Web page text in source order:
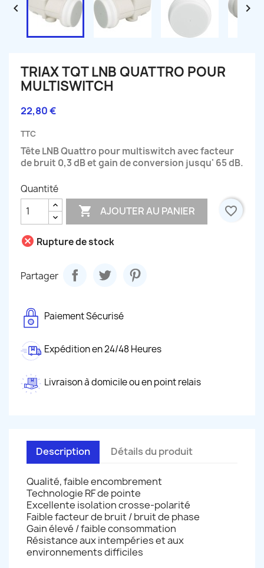
 
TRIAX TQT LNB QUATTRO POUR
MULTISWITCH
22,80 €
TTC
Tête LNB Quattro pour multiswitch avec facteur
de bruit 0,3 dB et gain de conversion jusqu' 65 dB.
Quantité
 AJOUTER AU PANIER favorite_border
cancel Rupture de stock
Partager
Paiement Sécurisé
Expédition en 24/48 Heures
Livraison à domicile ou en point relais
Description Détails du produit
Qualité, faible encombrement
Technologie RF de pointe
Excellente isolation crosse-polarité
Faible facteur de bruit / bruit de phase
Gain élevé / faible consommation
Résistance aux intempéries et aux
environnements difficiles